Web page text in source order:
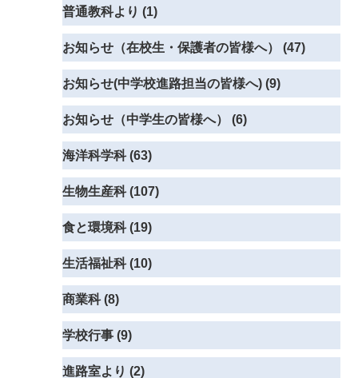
普通教科より (1)
お知らせ（在校生・保護者の皆様へ） (47)
お知らせ(中学校進路担当の皆様へ) (9)
お知らせ（中学生の皆様へ） (6)
海洋科学科 (63)
生物生産科 (107)
食と環境科 (19)
生活福祉科 (10)
商業科 (8)
学校行事 (9)
進路室より (2)